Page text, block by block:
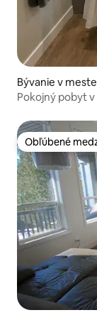
Bývanie v
Pokojný pobyt v
Obľúbené
Obľúbené